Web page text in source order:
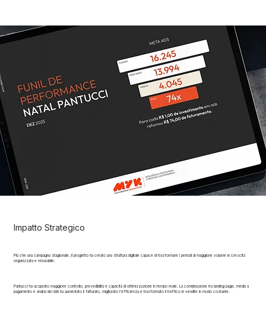
Impatto Strategico
Più che una campagna stagionale, il progetto ha creato una struttura digitale capace di trasformare i periodi di maggiore volume in crescita
organizzata e misurabile.
Pantucci ha acquisito maggiore controllo, prevedibilità e capacità di ottimizzazione in tempo reale. La combinazione tra landing page, media a
pagamento e analisi dei dati ha aumentato il fatturato, migliorato l’efficienza e trasformato il traffico in vendite in modo costante.